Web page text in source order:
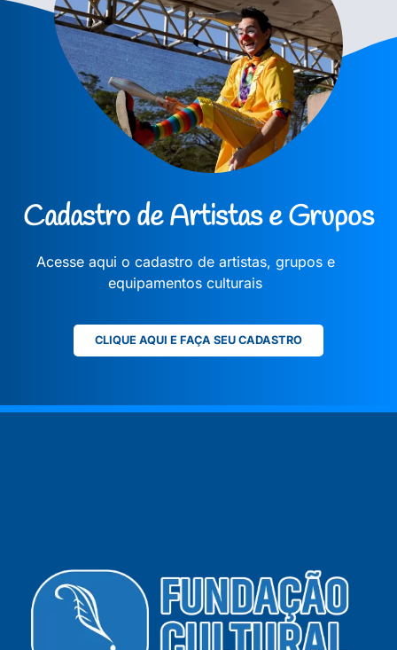
Cadastro de Artistas e Grupos
Acesse aqui o cadastro de artistas, grupos e
equipamentos culturais
CLIQUE AQUI E FAÇA SEU CADASTRO